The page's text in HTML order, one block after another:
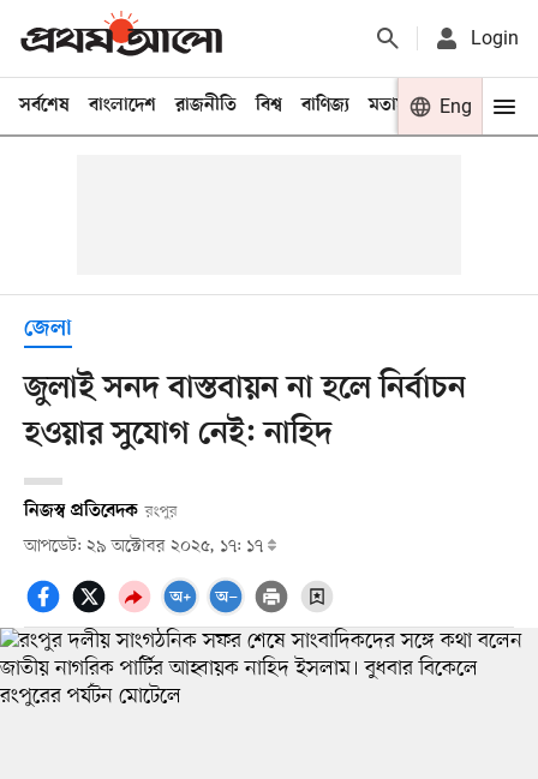
Login
সর্বশেষ বাংলাদেশ রাজনীতি বিশ্ব বাণিজ্য মতামত খেলা
Eng
জেলা
জুলাই সনদ বাস্তবায়ন না হলে নির্বাচন
হওয়ার সুযোগ নেই: নাহিদ
নিজস্ব প্রতিবেদক রংপুর
আপডেট: ২৯ অক্টোবর ২০২৫, ১৭: ১৭